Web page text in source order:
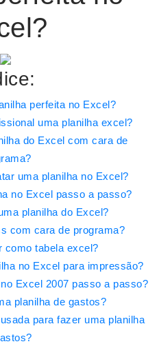
perfeita no Excel?
uma planilha excel?
do Excel com cara de
uma planilha no Excel?
no Excel passo a passo?
planilha do Excel?
com cara de programa?
como tabela excel?
no Excel para impressão?
Excel 2007 passo a passo?
planilha de gastos?
para fazer uma planilha